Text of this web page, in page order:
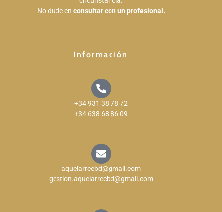
probar
incluso
saber
compra
r, 100%
recome
No dude en consultar con un profesional.
Información
+34 931 38 78 72
+34 638 68 86 09
aquelarrecbd@gmail.com
gestion.aquelarrecbd@gmail.com